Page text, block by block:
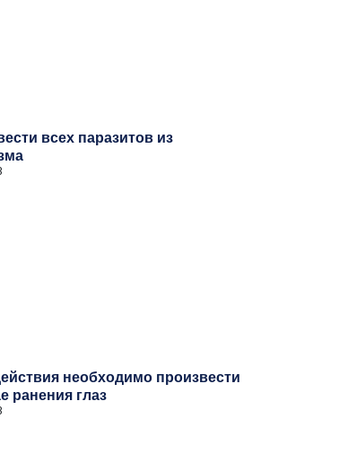
всех паразитов из
необходимо произвести
ранения глаз